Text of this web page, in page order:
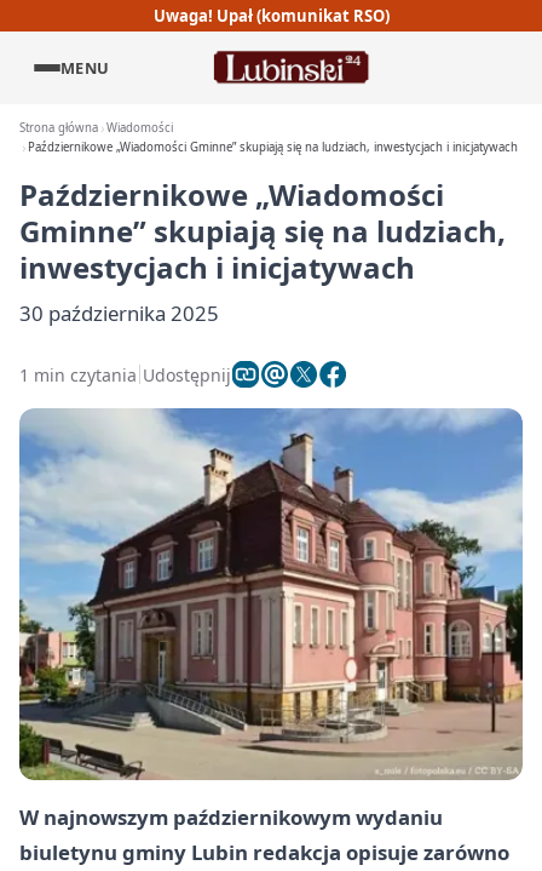
Uwaga! Upał (komunikat RSO)
MENU
Strona główna Wiadomości
Październikowe „Wiadomości Gminne” skupiają się na ludziach, inwestycjach i inicjatywach
Październikowe „Wiadomości
Gminne” skupiają się na ludziach,
inwestycjach i inicjatywach
30 października 2025
1 min czytania Udostępnij
W najnowszym październikowym wydaniu
biuletynu gminy Lubin redakcja opisuje zarówno